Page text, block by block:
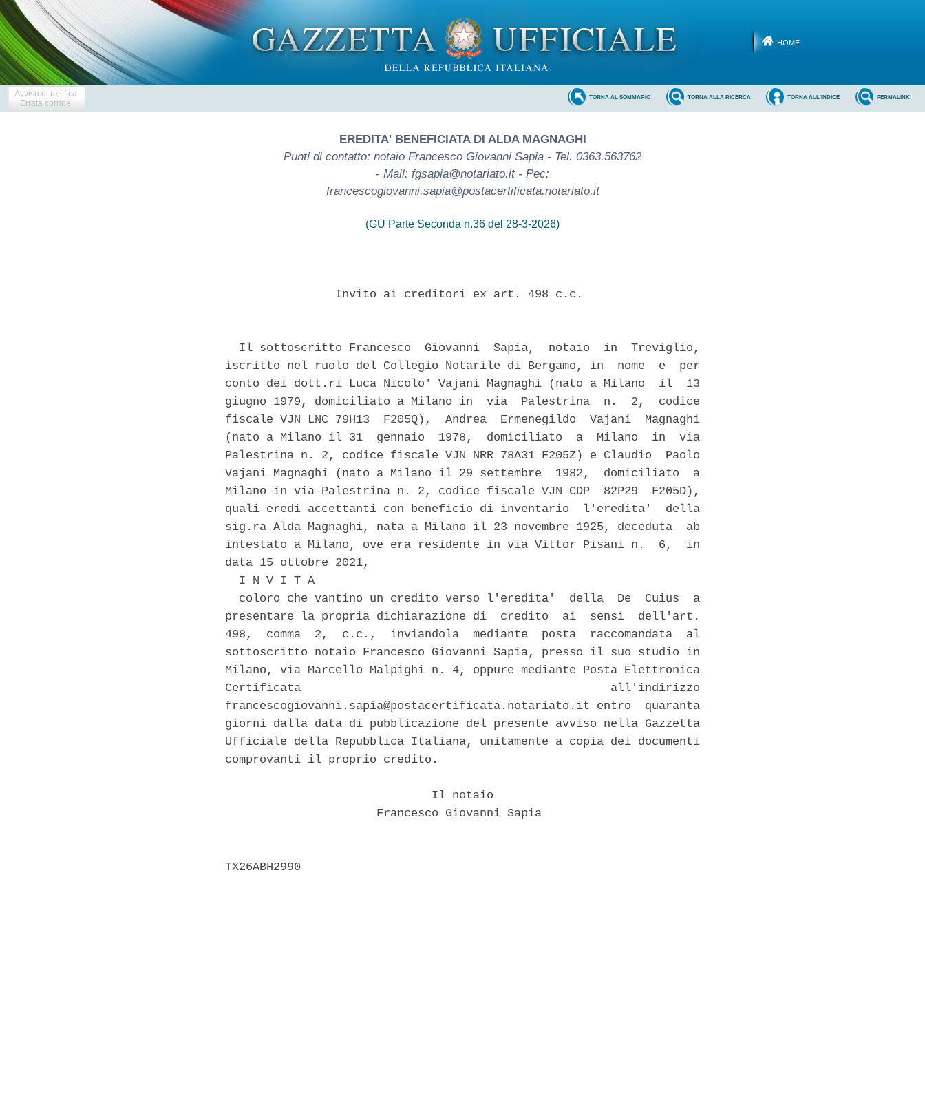
HOME
Avviso di rettifica
Errata corrige
PERMALINK
TORNA ALL'INDICE
TORNA ALLA RICERCA
TORNA AL SOMMARIO
EREDITA' BENEFICIATA DI ALDA MAGNAGHI
Punti di contatto: notaio Francesco Giovanni Sapia - Tel. 0363.563762
- Mail: fgsapia@notariato.it - Pec:
francescogiovanni.sapia@postacertificata.notariato.it
(GU Parte Seconda n.36 del 28-3-2026)
                Invito ai creditori ex art. 498 c.c.
  Il sottoscritto Francesco  Giovanni  Sapia,  notaio  in  Treviglio,
iscritto nel ruolo del Collegio Notarile di Bergamo, in  nome  e  per
conto dei dott.ri Luca Nicolo' Vajani Magnaghi (nato a Milano  il  13
giugno 1979, domiciliato a Milano in  via  Palestrina  n.  2,  codice
fiscale VJN LNC 79H13  F205Q),  Andrea  Ermenegildo  Vajani  Magnaghi
(nato a Milano il 31  gennaio  1978,  domiciliato  a  Milano  in  via
Palestrina n. 2, codice fiscale VJN NRR 78A31 F205Z) e Claudio  Paolo
Vajani Magnaghi (nato a Milano il 29 settembre  1982,  domiciliato  a
Milano in via Palestrina n. 2, codice fiscale VJN CDP  82P29  F205D),
quali eredi accettanti con beneficio di inventario  l'eredita'  della
sig.ra Alda Magnaghi, nata a Milano il 23 novembre 1925, deceduta  ab
intestato a Milano, ove era residente in via Vittor Pisani n.  6,  in
data 15 ottobre 2021,
  I N V I T A
  coloro che vantino un credito verso l'eredita'  della  De  Cuius  a
presentare la propria dichiarazione di  credito  ai  sensi  dell'art.
498,  comma  2,  c.c.,  inviandola  mediante  posta  raccomandata  al
sottoscritto notaio Francesco Giovanni Sapia, presso il suo studio in
Milano, via Marcello Malpighi n. 4, oppure mediante Posta Elettronica
Certificata                                             all'indirizzo
francescogiovanni.sapia@postacertificata.notariato.it entro  quaranta
giorni dalla data di pubblicazione del presente avviso nella Gazzetta
Ufficiale della Repubblica Italiana, unitamente a copia dei documenti
comprovanti il proprio credito.
                              Il notaio
                      Francesco Giovanni Sapia